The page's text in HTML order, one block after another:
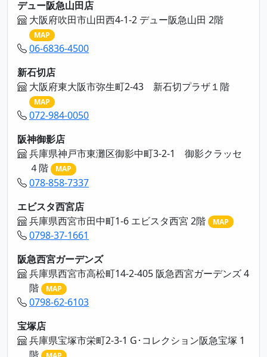
デュー阪急山田店
大阪府吹田市山田西4-1-2 デュー阪急山田 2階
MAP
06-6836-4500
新石切店
大阪府東大阪市弥生町2-43 新石切プラザ１階
MAP
072-984-0050
阪神御影店
兵庫県神戸市東灘区御影中町3-2-1 御影クラッセ
４階
MAP
078-858-7337
エビスタ西宮店
兵庫県西宮市田中町1-6 エビスタ西宮 2階
MAP
0798-37-1661
阪急西宮ガーデンズ
兵庫県西宮市高松町14-2-405 阪急西宮ガーデンズ 4
階
MAP
0798-62-6103
宝塚店
兵庫県宝塚市栄町2-3-1 G･コレクション阪急宝塚 1